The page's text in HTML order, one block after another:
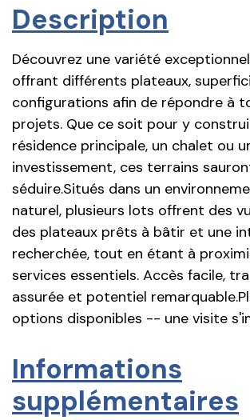
Description
Découvrez une variété
offrant différents plateaux,
configurations afin de répondre à
projets. Que ce soit pour y
résidence principale, un chalet ou
investissement, ces terrains
séduire.Situés dans un
naturel, plusieurs lots offrent des
des plateaux prêts à bâtir et une
recherchée, tout en étant à
services essentiels. Accès facile,
assurée et potentiel
options disponibles -- une visite
Informations
supplémentaires